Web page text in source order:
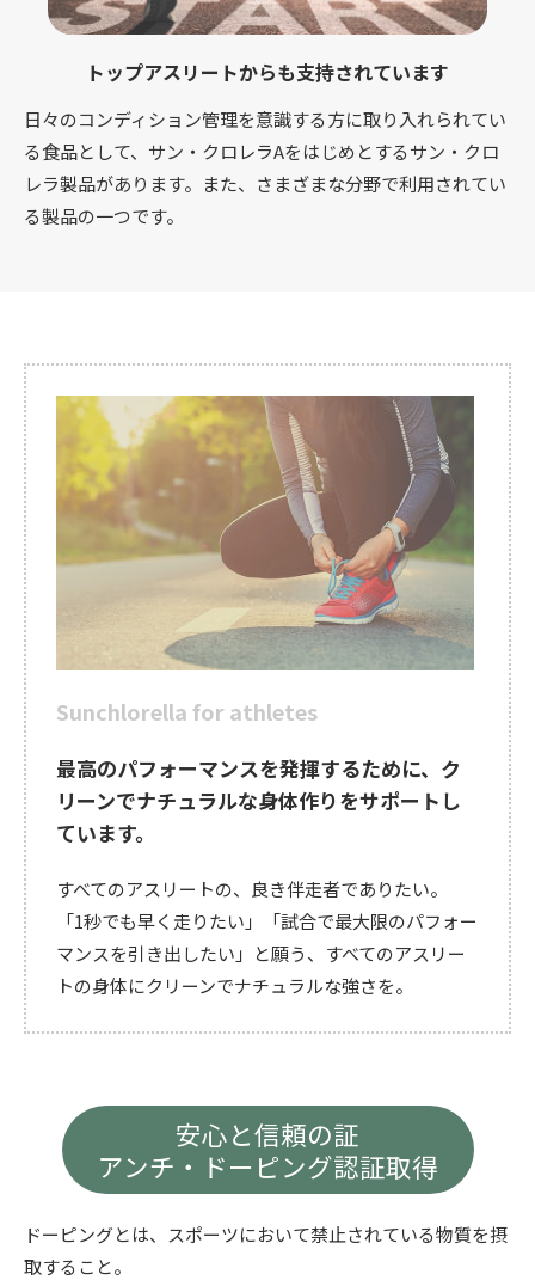
トップアスリートからも支持されています
日々のコンディション管理を意識する方に取り入れられてい
る食品として、サン・クロレラAをはじめとするサン・クロ
レラ製品があります。また、さまざまな分野で利用されてい
る製品の一つです。
Sunchlorella for athletes
最高のパフォーマンスを発揮するために、 ク
リーンでナチュラルな身体作りをサポートし
ています。
すべてのアスリートの、良き伴走者でありたい。
「1秒でも早く走りたい」「試合で最大限のパフォー
マンスを引き出したい」と願う、 すべてのアスリー
トの身体にクリーンでナチュラルな強さを。
安心と信頼の証
アンチ・ドーピング認証取得
ドーピングとは、スポーツにおいて禁止されている物質を摂
取すること。